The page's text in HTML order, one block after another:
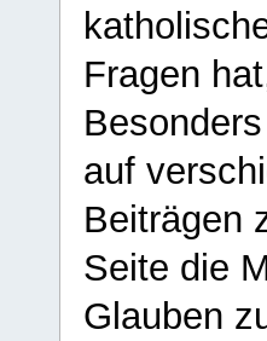
Fragen
auf
Beiträgen
Seite die
Glauben